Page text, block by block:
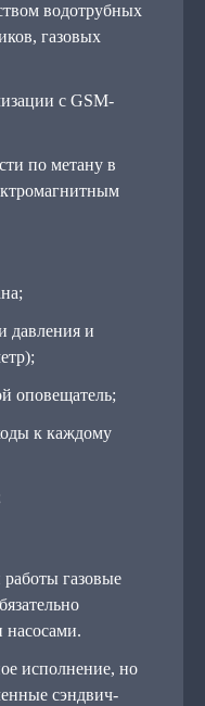
водотрубных
газовых
с GSM-
по метану в
и
оповещатель;
к каждому
газовые
исполнение, но
сэндвич-